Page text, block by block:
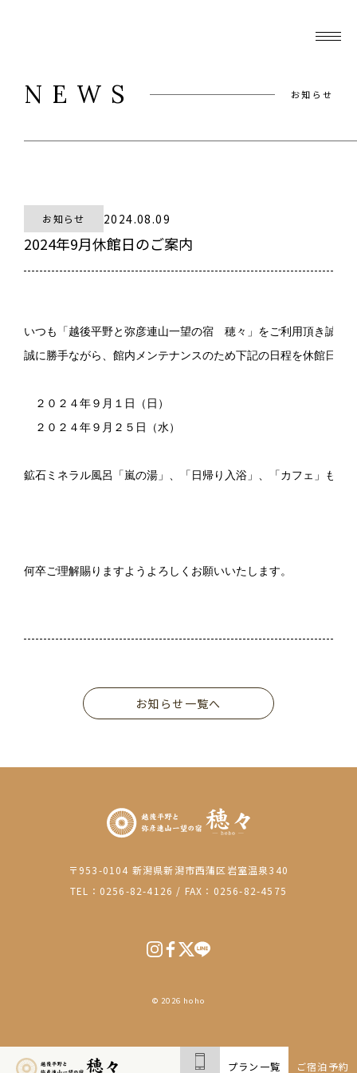
プラン一覧 ご宿泊予約
NEWS お知らせ
お知らせ 2024.08.09
2024年9月休館日のご案内
いつも「越後平野と弥彦連山一望の宿　穂々」をご利用頂き誠に
誠に勝手ながら、館内メンテナンスのため下記の日程を休館日と
２０２４年９月１日（日）
２０２４年９月２５日（水）
鉱石ミネラル風呂「嵐の湯」、「日帰り入浴」、「カフェ」も休
何卒ご理解賜りますようよろしくお願いいたします。
お知らせ一覧へ
〒953-0104 新潟県新潟市西蒲区岩室温泉340
TEL：0256-82-4126 / FAX：0256-82-4575
© 2026 hoho